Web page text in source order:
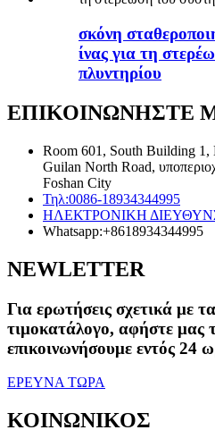
σκόνη
ίνας για τη
πλυντηρίου
ΕΠΙΚΟΙΝΩΝΗΣΤΕ
Room 601, South Building 1,
Guilan North Road,
Foshan City
Τηλ:0086-18934344995
ΗΛΕΚΤΡΟΝΙΚΗ
Whatsapp:+8618934344995
NEWLETTER
Για ερωτήσεις σχετικά με
τιμοκατάλογο, αφήστε μας
επικοινωνήσουμε εντός 24
ΕΡΕΥΝΑ ΤΩΡΑ
ΚΟΙΝΩΝΙΚΟΣ